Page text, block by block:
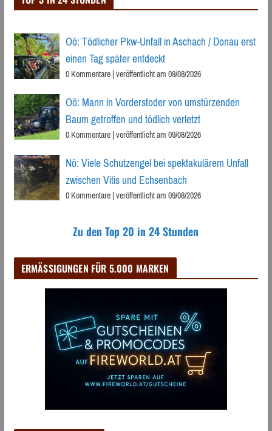
Oö: Tödlicher Pkw-Unfall in Aschach / Donau erst
einen Tag später entdeckt
0 Kommentare|veröffentlicht am 09/08/2026
Oö: Mann in Vorderstoder von umstürzenden
Baum getroffen und tödlich verletzt
0 Kommentare|veröffentlicht am 09/08/2026
Nö: Viele Schutzengel bei spektakulärem Unfall
zwischen Vitis und Echsenbach
0 Kommentare|veröffentlicht am 09/08/2026
Zu den Top 20 in 24 Stunden
ERMÄSSIGUNGEN FÜR 5.000 MARKEN